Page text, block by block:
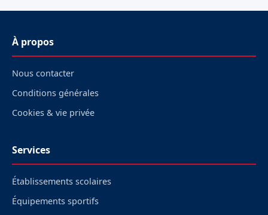
À propos
Nous contacter
Conditions générales
Cookies & vie privée
Services
Établissements scolaires
Équipements sportifs